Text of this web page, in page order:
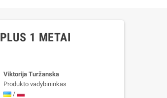
1 METAI
Viktorija Turžanska
Produkto vadybininkas
/